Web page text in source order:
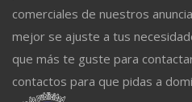
comerciales de nuestros
mejor se ajuste a tus
que más te guste para
contactos para que pidas a